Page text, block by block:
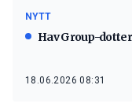
NYTT
Hav Group-
18.06.2026 08:31